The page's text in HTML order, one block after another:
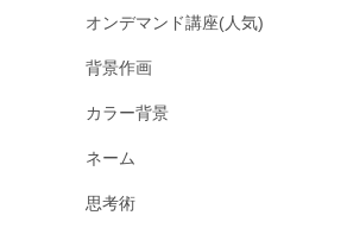
オンデマンド講座(人気)
背景作画
カラー背景
ネーム
思考術